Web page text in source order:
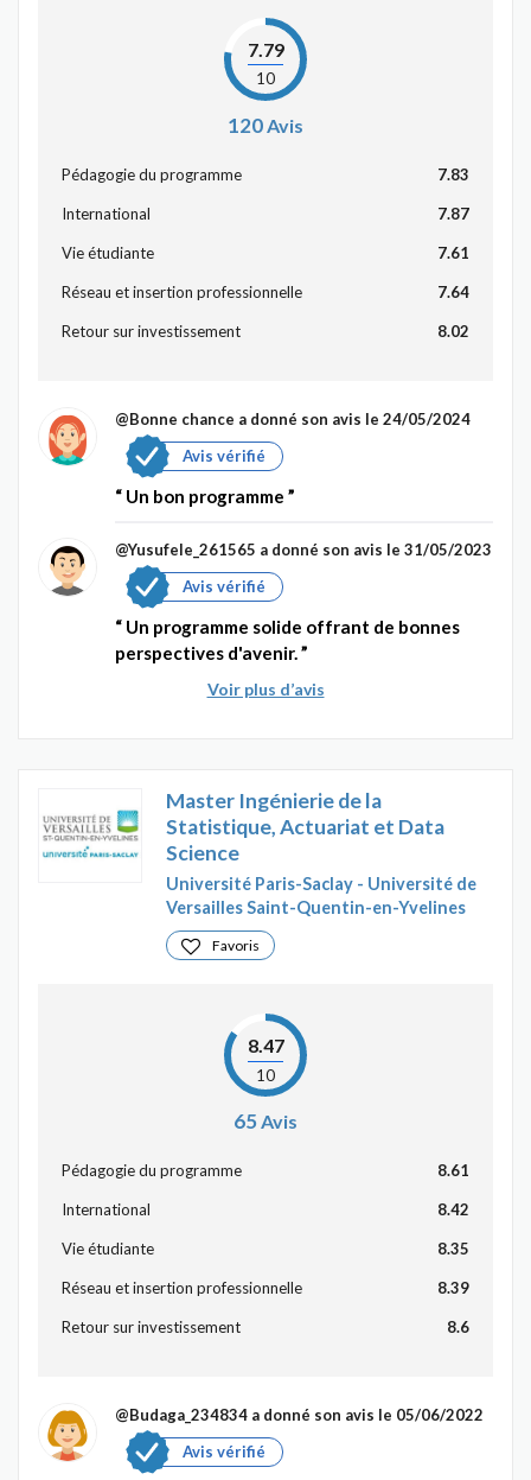
7.79
10
120Avis
Pédagogie du programme 7.83
International 7.87
Vie étudiante 7.61
Réseau et insertion professionnelle 7.64
Retour sur investissement 8.02
@Bonne chance a donné son avis le 24/05/2024
Avis vérifié
Un bon programme
@Yusufele_261565 a donné son avis le 31/05/2023
Avis vérifié
Un programme solide offrant de bonnes
perspectives d'avenir.
Voir plus d’avis
Master Ingénierie de la
Statistique, Actuariat et Data
Science
Université Paris-Saclay - Université de
Versailles Saint-Quentin-en-Yvelines
Favoris
8.47
10
65Avis
Pédagogie du programme 8.61
International 8.42
Vie étudiante 8.35
Réseau et insertion professionnelle 8.39
Retour sur investissement 8.6
@Budaga_234834 a donné son avis le 05/06/2022
Avis vérifié